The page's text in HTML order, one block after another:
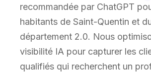
recommandée par ChatGPT
habitants de Saint-Quentin et
département 2.0. Nous
visibilité IA pour capturer les
qualifiés qui recherchent un